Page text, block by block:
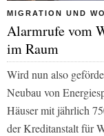
MIGRATION UND
Alarmrufe vom
im Raum
Wird nun also
Neubau von
Häuser mit jährlich
der Kreditanstalt für